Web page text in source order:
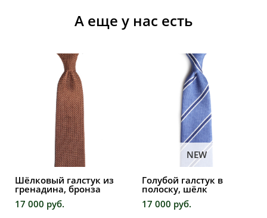
А еще у нас есть
Шёлковый галстук из
гренадина, бронза
17 000 pуб.
NEW
Голубой галстук в
полоску, шёлк
17 000 pуб.